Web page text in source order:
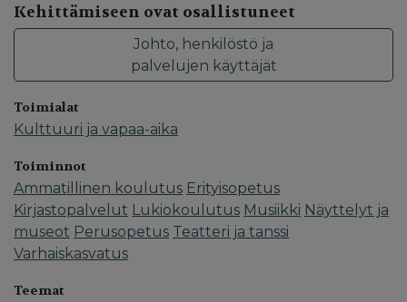
Kehittämiseen ovat osallistuneet
Johto, henkilöstö ja
palvelujen käyttäjät
Toimialat
Kulttuuri ja vapaa-aika
Toiminnot
Ammatillinen koulutus Erityisopetus
Kirjastopalvelut Lukiokoulutus Musiikki Näyttelyt ja
museot Perusopetus Teatteri ja tanssi
Varhaiskasvatus
Teemat